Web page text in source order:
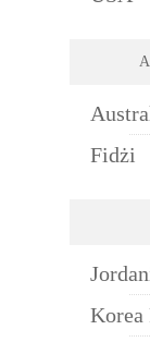
Fidżi
Korea